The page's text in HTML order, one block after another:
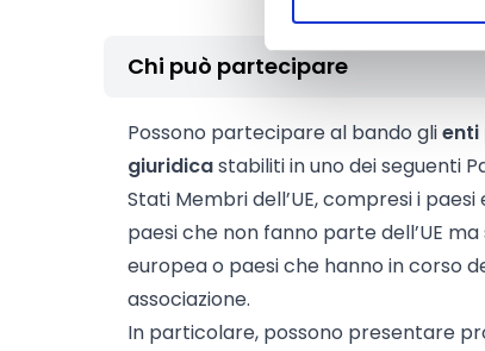
Chi può partecipare
Possono partecipare al bando glienti
giuridicastabiliti in uno dei seguenti
Stati Membri dell’UE, compresi i
paesi che non fanno parte dell’UE
europea o paesi che hanno in corso
associazione.
In particolare, possono presentare